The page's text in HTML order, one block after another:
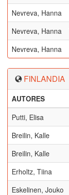
Nevreva, Hanna
Nevreva, Hanna
Nevreva, Hanna
FINLANDIA
AUTORES
Putti, Elisa
Breilin, Kalle
Breilin, Kalle
Erholtz, Tiina
Eskelinen, Jouko